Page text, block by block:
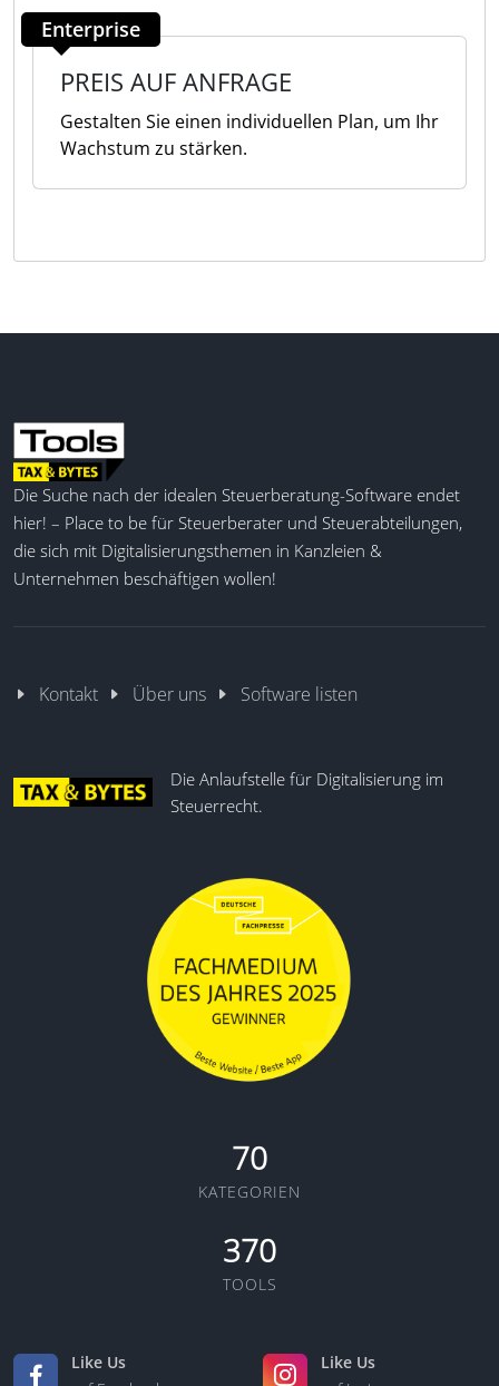
Enterprise
PREIS AUF ANFRAGE
Gestalten Sie einen individuellen Plan, um Ihr
Wachstum zu stärken.
Die Suche nach der idealen Steuerberatung-Software endet
hier! – Place to be für Steuerberater und Steuerabteilungen,
die sich mit Digitalisierungsthemen in Kanzleien &
Unternehmen beschäftigen wollen!
Kontakt Über uns Software listen
Die Anlaufstelle für Digitalisierung im
Steuerrecht.
70
KATEGORIEN
370
TOOLS
Like Us
Like Us